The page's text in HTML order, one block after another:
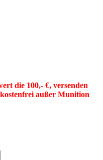
die 100,- €, versenden
außer Munition